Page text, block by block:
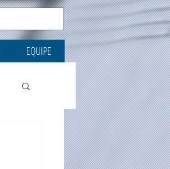
EQUIPE